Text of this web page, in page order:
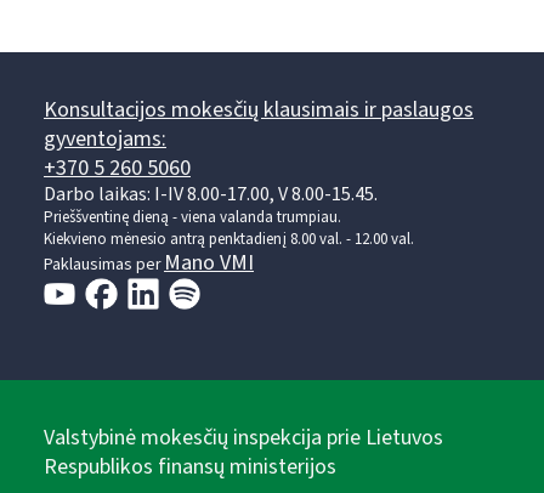
Konsultacijos mokesčių klausimais ir paslaugos
gyventojams:
+370 5 260 5060
Darbo laikas: I-IV 8.00-17.00, V 8.00-15.45.
Prieššventinę dieną - viena valanda trumpiau.
Kiekvieno mėnesio antrą penktadienį 8.00 val. - 12.00 val.
Paklausimas perMano VMI
Valstybinė mokesčių inspekcija prie Lietuvos
Respublikos finansų ministerijos